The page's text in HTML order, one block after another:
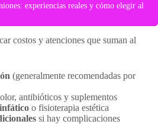
experiencias reales y cómo elegir al
costos y atenciones que suman al
(generalmente recomendadas por
antibióticos y suplementos
o fisioterapia estética
si hay complicaciones